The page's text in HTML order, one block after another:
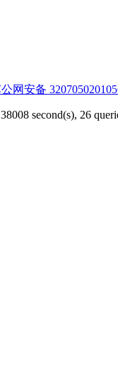
网安备
second(s), 26